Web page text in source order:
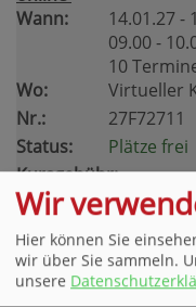
Wann:
14.01.27 -
09.00 -
10
Wo:
Virtueller
Nr.:
27F72711
Status:
Plätze frei
Kursgebühr:
255,00 €
Wir
Hier können Sie
wir über Sie sammeln.
unsere